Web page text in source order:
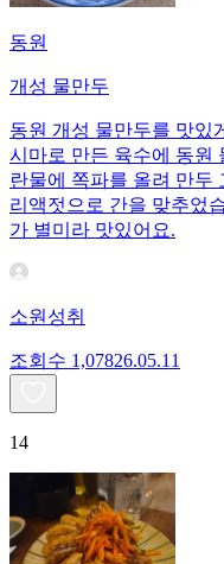
동원
개성 물만두
동원 개성 물만두를 맛있
시마로 만든 육수에 동원
란물에 쪽파를 올려 만두
리액젓으로 간을 맞추었
가 별미라 맛있어요.
소원성취
조회수 1,07826.05.11
14